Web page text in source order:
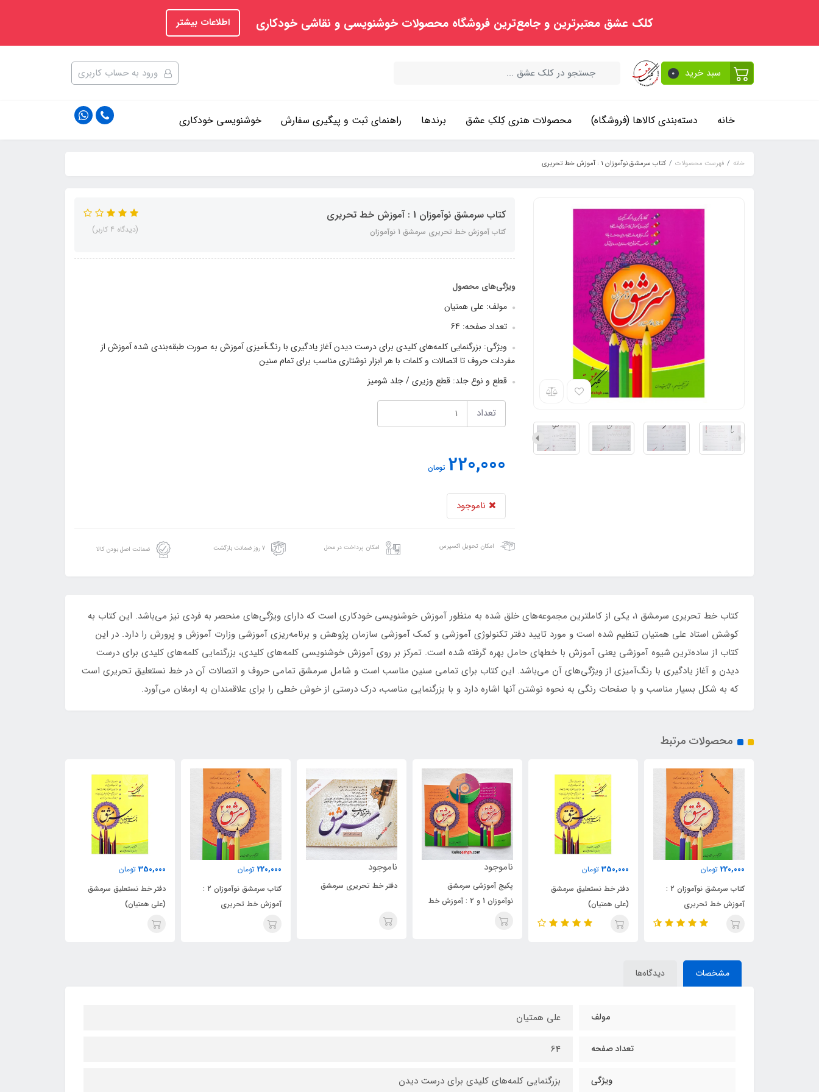
کلک عشق معتبرترین و جامع‌ترین فروشگاه محصولات خوشنویسی و نقاشی خودکاری اطلاعات بیشتر
سبد خرید 0 ورود به حساب کاربری
خانه دسته‌بندی کالاها (فروشگاه) محصولات هنری کِلکِ عشق برندها راهنمای ثبت و پیگیری سفارش خوشنویسی خودکاری
خانه فهرست محصولات کتاب سرمشق نوآموزان 1 : آموزش خط تحریری
کتاب سرمشق نوآموزان 1 : آموزش خط تحریری
کتاب آموزش خط تحریری سرمشق 1 نوآموزان (دیدگاه 4 کاربر)
ویژگی‌های محصول
مولف: علی همتیان
تعداد صفحه: 64
ویژگی‌: بزرگنمایی کلمه‌های کلیدی برای درست دیدن آغاز یادگیری با رنگ‌آمیزی آموزش به صورت طبقه‌بندی شده آموزش از
مفردات حروف تا اتصالات و کلمات با هر ابزار نوشتاری مناسب برای تمام سنین
قطع و نوع جلد: قطع وزیری / جلد شومیز
تعداد
220,000 تومان
ناموجود
امکان تحویل اکسپرس امکان پرداخت در محل ۷ روز ضمانت بازگشت ضمانت اصل بودن کالا
کتاب خط تحریری سرمشق 1، یکی از کاملترین مجموعه‌های خلق شده به منظور آموزش خوشنویسی خودکاری است که دارای ویژگی‌های منحصر به فردی نیز می‌باشد. این کتاب به
کوشش استاد علی همتیان تنظیم شده است و مورد تایید دفتر تکنولوژی آموزشی و کمک آموزشی سازمان پژوهش و برنامه‌ریزی آموزشی وزارت آموزش و پرورش را دارد. در این
کتاب از ساده‌ترین شیوه آموزشی یعنی آموزش با خطهای حامل بهره گرفته شده است. تمرکز بر روی آموزش خوشنویسی کلمه‌های کلیدی، بزرگنمایی کلمه‌های کلیدی برای درست
دیدن و آغاز یادگیری با رنگ‌آمیزی از ویژگی‌های آن می‌باشد. این کتاب برای تمامی سنین مناسب است و شامل سرمشق تمامی حروف و اتصالات آن در خط نستعلیق تحریری است
که به شکل بسیار مناسب و با صفحات رنگی به نحوه نوشتن آنها اشاره دارد و با بزرگنمایی مناسب، درک درستی از خوش خطی را برای علاقمندان به ارمغان می‌آورد.
محصولات مرتبط
220,000 تومان
کتاب سرمشق نوآموزان 2 :
آموزش خط تحریری
350,000 تومان
دفتر خط نستعلیق سرمشق
(علی همتیان)
ناموجود
پکیج آموزشی سرمشق
نوآموزان 1 و ۲ : آموزش خط
تحریری
ناموجود
دفتر خط تحریری سرمشق
220,000 تومان
کتاب سرمشق نوآموزان 2 :
آموزش خط تحریری
350,000 تومان
دفتر خط نستعلیق سرمشق
(علی همتیان)
مشخصات دیدگاه‌ها
مولف علی همتیان
تعداد صفحه 64
ویژگی‌ بزرگنمایی کلمه‌های کلیدی برای درست دیدن